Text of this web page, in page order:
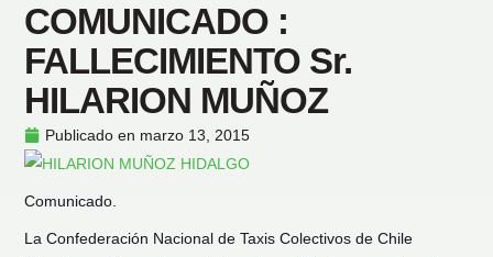
COMUNICADO :
FALLECIMIENTO Sr.
HILARION MUÑOZ
Publicado en marzo 13, 2015
Comunicado.
La Confederación Nacional de Taxis Colectivos de Chile